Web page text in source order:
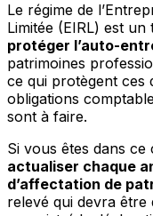
Le régime de
Limitée (EIRL) est
protéger l’auto-
patrimoines
ce qui protègent ces
obligations
sont à faire.
Si vous êtes dans
actualiser chaque
d’affectation de
relevé qui devra